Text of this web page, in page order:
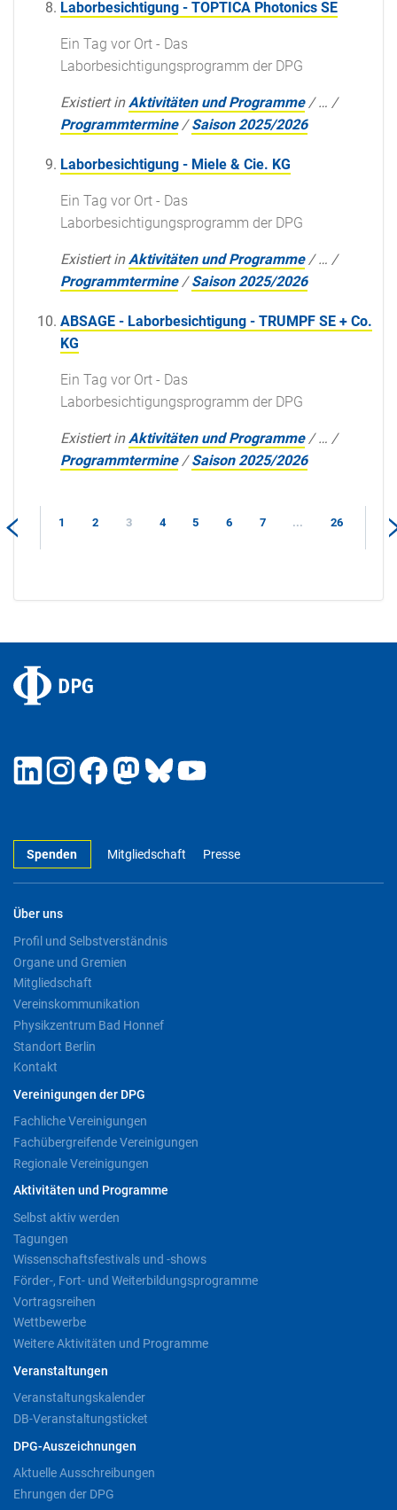
Laborbesichtigung - TOPTICA Photonics SE
Ein Tag vor Ort - Das
Laborbesichtigungsprogramm der DPG
Existiert in Aktivitäten und Programme /… /
Programmtermine /Saison 2025/2026
Laborbesichtigung - Miele & Cie. KG
Ein Tag vor Ort - Das
Laborbesichtigungsprogramm der DPG
Existiert in Aktivitäten und Programme /… /
Programmtermine /Saison 2025/2026
ABSAGE - Laborbesichtigung - TRUMPF SE + Co.
KG
Ein Tag vor Ort - Das
Laborbesichtigungsprogramm der DPG
Existiert in Aktivitäten und Programme /… /
Programmtermine /Saison 2025/2026
1 2 3 4 5 6 7 ... 26
Spenden Mitgliedschaft Presse
Über uns
Profil und Selbstverständnis
Organe und Gremien
Mitgliedschaft
Vereinskommunikation
Physikzentrum Bad Honnef
Standort Berlin
Kontakt
Vereinigungen der DPG
Fachliche Vereinigungen
Fachübergreifende Vereinigungen
Regionale Vereinigungen
Aktivitäten und Programme
Selbst aktiv werden
Tagungen
Wissenschaftsfestivals und -shows
Förder-, Fort- und Weiterbildungsprogramme
Vortragsreihen
Wettbewerbe
Weitere Aktivitäten und Programme
Veranstaltungen
Veranstaltungskalender
DB-Veranstaltungsticket
DPG-Auszeichnungen
Aktuelle Ausschreibungen
Ehrungen der DPG